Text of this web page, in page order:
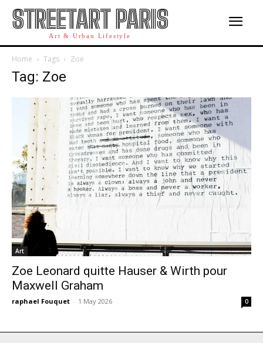
STREETART PARIS
Art & Urban Lifestyle
Home Tags Zoe
Tag: Zoe
Art
Zoe Leonard quitte Hauser & Wirth pour
Maxwell Graham
raphael Fouquet - 1 May 2026 0